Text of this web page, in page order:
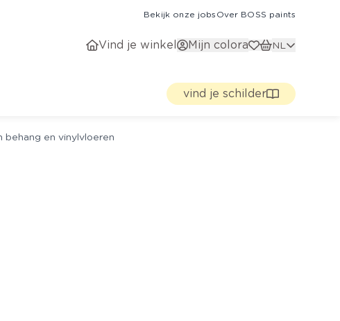
Bekijk onze jobs Over BOSS paints
Vind je winkel Mijn colora NL
vind je schilder
behang en vinylvloeren